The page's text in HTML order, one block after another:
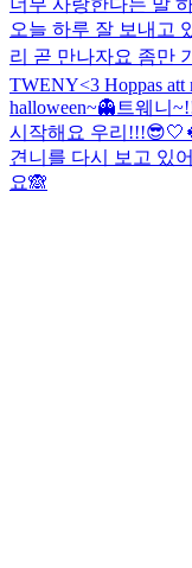
오늘 하루 잘 보내고
리 곧 만나자요 좀만
TWENY<3 Hoppas att
halloween~👻 트웨니
시작해요 우리
견니를 다시 보고 있
요🙈